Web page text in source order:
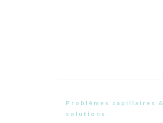
Problèmes capillaires &
solutions